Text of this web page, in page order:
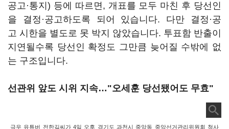
공고·통지) 등에 따르면, 개표를 모두 마친 후 당선인
을 결정·공고하도록 되어 있습니다. 다만 결정·공
고 시한을 별도로 못 박지 않았습니다. 투표함 반출이
지연될수록 당선인 확정도 그만큼 늦어질 수밖에 없
는 구조입니다.
선관위 앞도 시위 지속…"오세훈 당선됐어도 무효"
극우 유튜버 전한길씨가 4일 오후 경기도 과천시 중앙동 중앙선거관리위원회 청사